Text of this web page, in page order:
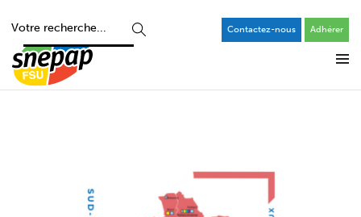
Contactez-nous Adhérer